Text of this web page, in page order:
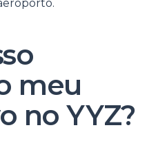
meu
no YYZ?